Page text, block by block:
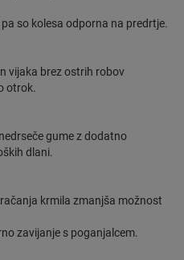
so kolesa odporna na predrtje.
vijaka brez ostrih robov
otrok.
gume z dodatno
dlani.
krmila zmanjša možnost
zavijanje s poganjalcem.